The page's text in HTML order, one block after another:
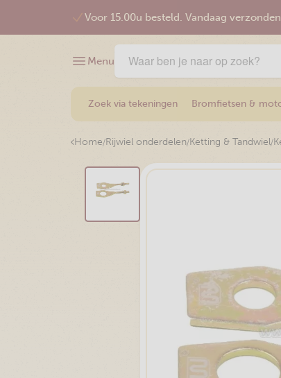
Voor 15.00u besteld. Vandaag
Menu
Zoek via tekeningen Bromfietsen &
Home/Rijwiel onderdelen/Ketting & Tandwiel/